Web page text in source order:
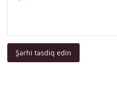
Şərhi təsdiq edin